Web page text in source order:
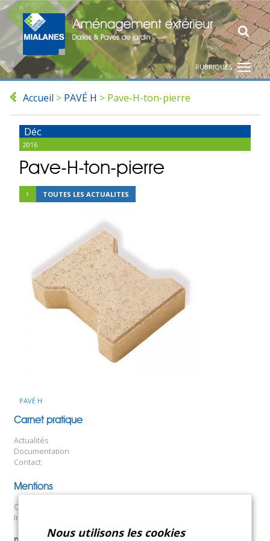
RUBRIQUES
Accueil > PAVÉ H > Pave-H-ton-pierre
Déc
2016
Pave-H-ton-pierre
TOUTES LES ACTUALITES
Navigation
de
l’article
PAVÉ H
Carnet pratique
Actualités
Documentation
Contact
Mentions
Conditions générales de vente
Informations légales
Nous utilisons les cookies